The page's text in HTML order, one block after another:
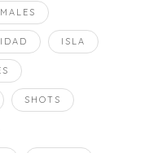
ISLA
SHOTS